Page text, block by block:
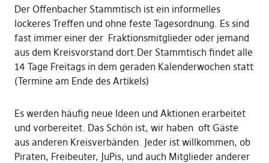
Der Offenbacher Stammtisch ist ein informelles
lockeres Treffen und ohne feste Tagesordnung. Es sind
fast immer einer der Fraktionsmitglieder oder jemand
aus dem Kreisvorstand dort.Der Stammtisch findet alle
14 Tage Freitags in dem geraden Kalenderwochen statt
(Termine am Ende des Artikels)
Es werden häufig neue Ideen und Aktionen erarbeitet
und vorbereitet. Das Schön ist, wir haben oft Gäste
aus anderen Kreisverbänden. Jeder ist willkommen, ob
Piraten, Freibeuter, JuPis, und auch Mitglieder anderer